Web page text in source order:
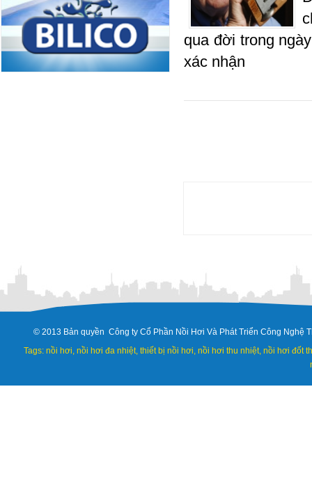
qua đời trong
xác nhận
© 2013 Bản quyền Công ty Cổ Phần Nồi Hơi Và Phát Triển Công
Tags: nồi hơi, nồi hơi đa nhiệt, thiết bị nồi hơi, nồi hơi thu nhiệt, nồi hơi đốt